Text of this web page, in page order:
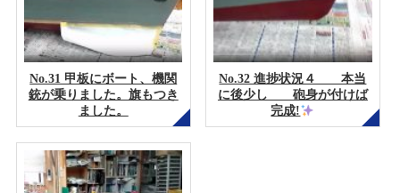
No.31 甲板にボート、機関
銃が乗りました。旗もつき
ました。
No.32 進捗状況４ 本当
に後少し 砲身が付けば
完成!